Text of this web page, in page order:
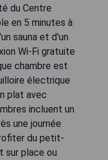
du Centre
en 5 minutes à
sauna et d'un
Wi-Fi gratuite
chambre est
électrique
plat avec
incluent un
une journée
du petit-
sur place ou